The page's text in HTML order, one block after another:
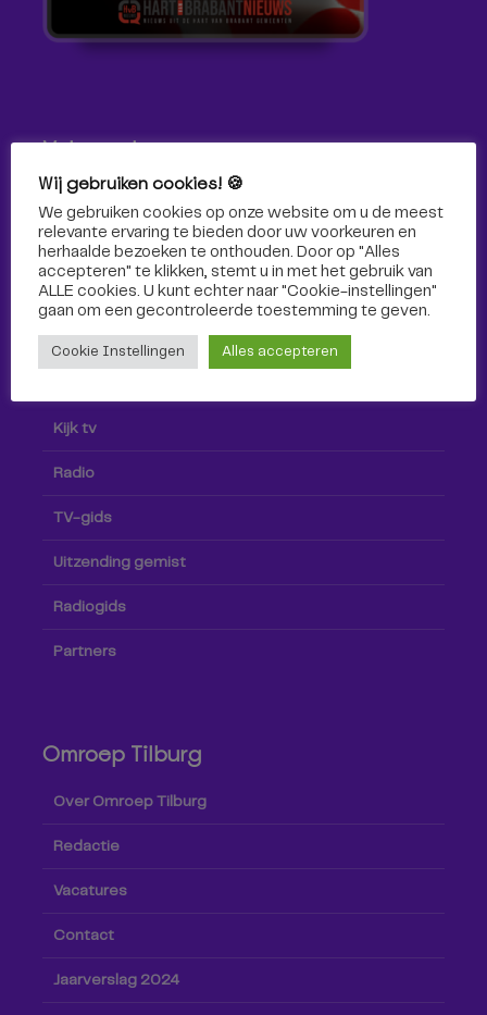
Volg ons!
Volg Omroep Tilburg niet alleen hier, maar ook via social
media!
Kijk tv
Radio
TV-gids
Uitzending gemist
Radiogids
Partners
Omroep Tilburg
Over Omroep Tilburg
Redactie
Vacatures
Contact
Jaarverslag 2024
Wij gebruiken cookies! 🍪
We gebruiken cookies op onze website om u de meest
relevante ervaring te bieden door uw voorkeuren en
herhaalde bezoeken te onthouden. Door op "Alles
accepteren" te klikken, stemt u in met het gebruik van
ALLE cookies. U kunt echter naar "Cookie-instellingen"
gaan om een ​​gecontroleerde toestemming te geven.
Cookie Instellingen Alles accepteren